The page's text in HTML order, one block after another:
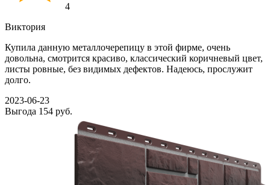
4
Виктория
Купила данную металлочерепицу в этой фирме, очень
довольна, смотрится красиво, классический коричневый цвет,
листы ровные, без видимых дефектов. Надеюсь, прослужит
долго.
2023-06-23
Выгода 154 руб.